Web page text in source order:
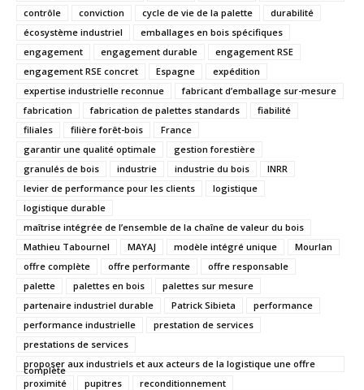
contrôle
conviction cycle de vie de la palette
durabilité
écosystème industriel
emballages en bois spécifiques
engagement
engagement durable
engagement RSE
engagement RSE concret
Espagne
expédition
expertise industrielle reconnue
fabricant d’emballage sur-mesure
fabrication
fabrication de palettes standards
fiabilité
filiales
filière forêt-bois
France
garantir une qualité optimale
gestion forestière
granulés de bois
industrie industrie du bois
INRR
levier de performance pour les clients
logistique
logistique durable
maîtrise intégrée de l’ensemble de la chaîne de valeur du bois
Mathieu Tabournel
MAYAJ modèle intégré unique
Mourlan
offre complète
offre performante
offre responsable
palette
palettes en bois
palettes sur mesure
partenaire industriel durable
Patrick Sibieta
performance
performance industrielle
prestation de services
prestations de services
proposer aux industriels et aux acteurs de la logistique une offre
complète
proximité
pupitres
reconditionnement